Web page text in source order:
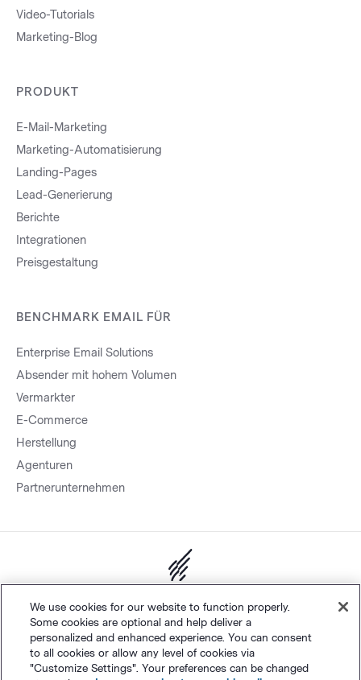
Video-Tutorials
Marketing-Blog
PRODUKT
E-Mail-Marketing
Marketing-Automatisierung
Landing-Pages
Lead-Generierung
Berichte
Integrationen
Preisgestaltung
BENCHMARK EMAIL FÜR
Enterprise Email Solutions
Absender mit hohem Volumen
Vermarkter
E-Commerce
Herstellung
Agenturen
Partnerunternehmen
Polaris Software, LLC
Deutsch
We use cookies for our website to function properly.
Some cookies are optional and help deliver a
personalized and enhanced experience. You can consent
to all cookies or allow any level of cookies via
"Customize Settings". Your preferences can be changed